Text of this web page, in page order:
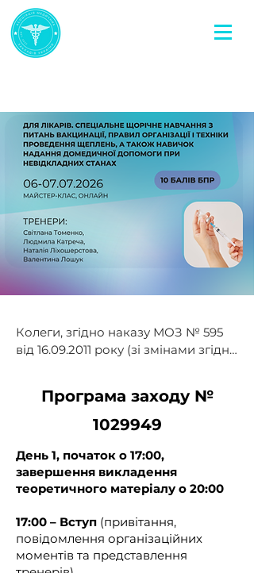
Колеги, згідно наказу МОЗ № 595
від 16.09.2011 року (зі змінами згідно
Міністерства охорони здоров’я
України від 16 вересня 2011 року №
2. У пункті 4:
абзацами другим — п’ятим такого
змісту:
Програма заходу №
1029949
День 1, початок о 17:00,
завершення викладення
теоретичного матеріалу о 20:00
17:00 – Вступ (привітання,
повідомлення організаційних
моментів та представлення